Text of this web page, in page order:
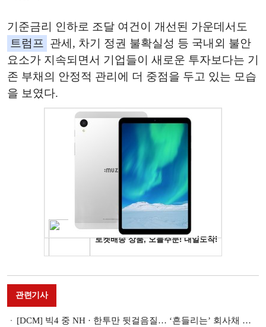
기준금리 인하로 조달 여건이 개선된 가운데서도
트럼프
관세, 차기 정권 불확실성 등 국내외 불안
요소가 지속되면서 기업들이 새로운 투자보다는 기
존 부채의 안정적 관리에 더 중점을 두고 있는 모습
을 보였다.
관련기사
[DCM] 빅4 중 NH · 한투만 뒷걸음질… ‘흔들리는’ 회사채 주관 판도 [5월 회사채 리뷰(III)]